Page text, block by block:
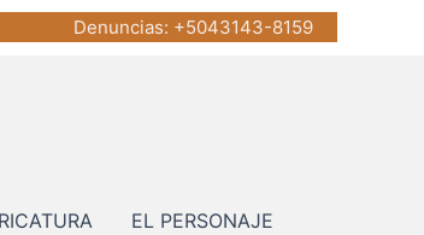
Denuncias: +5043143-8159
EL PERSONAJE